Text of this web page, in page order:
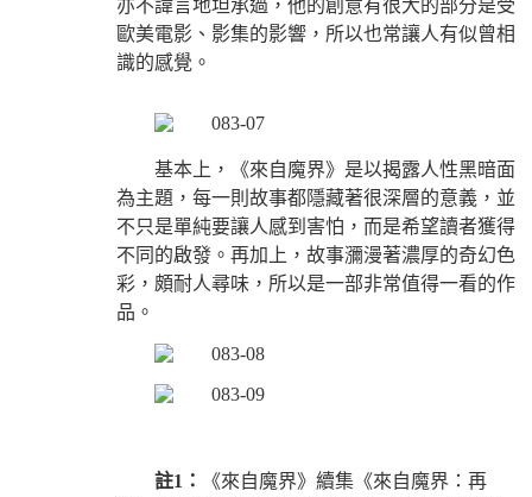
亦不諱言地坦承過，他的創意有很大的部分是受
歐美電影、影集的影響，所以也常讓人有似曾相
識的感覺。
基本上，《來自魔界》是以揭露人性黑暗面
為主題，每一則故事都隱藏著很深層的意義，並
不只是單純要讓人感到害怕，而是希望讀者獲得
不同的啟發。再加上，故事瀰漫著濃厚的奇幻色
彩，頗耐人尋味，所以是一部非常值得一看的作
品。
註1：
《來自魔界》續集《來自魔界：再